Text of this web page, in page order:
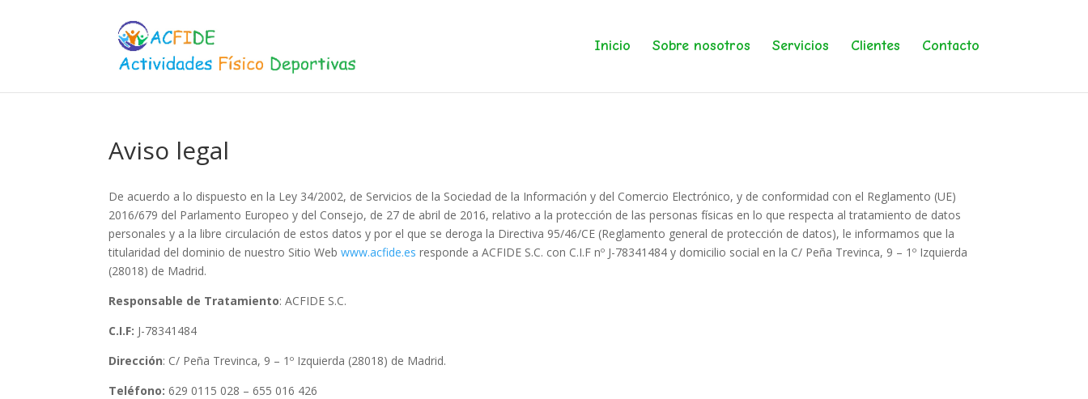
Inicio Sobre nosotros Servicios Clientes Contacto
Aviso legal
De acuerdo a lo dispuesto en la Ley 34/2002, de Servicios de la Sociedad de la Información y del Comercio Electrónico, y de conformidad con el Reglamento (UE)
2016/679 del Parlamento Europeo y del Consejo, de 27 de abril de 2016, relativo a la protección de las personas físicas en lo que respecta al tratamiento de datos
personales y a la libre circulación de estos datos y por el que se deroga la Directiva 95/46/CE (Reglamento general de protección de datos), le informamos que la
titularidad del dominio de nuestro Sitio Webwww.acfide.es responde a ACFIDE S.C. con C.I.F nº J-78341484 y domicilio social en la C/ Peña Trevinca, 9 – 1º Izquierda
(28018) de Madrid.
Responsable de Tratamiento: ACFIDE S.C.
C.I.F: J-78341484
Dirección: C/ Peña Trevinca, 9 – 1º Izquierda (28018) de Madrid.
Teléfono:629 0115 028 – 655 016 426